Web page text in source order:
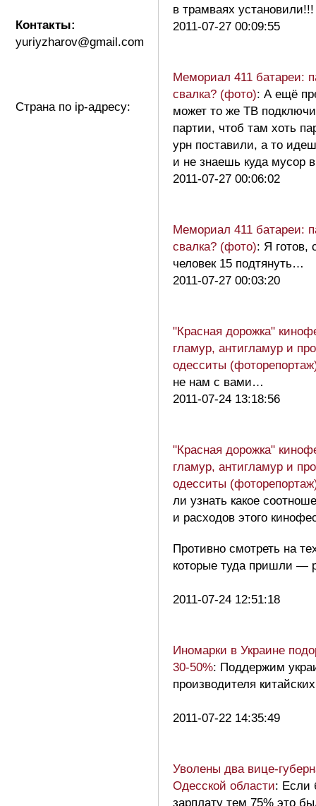
Контакты:
yuriyzharov@gmail.com
Страна по ip-адресу:
в трамваях
2011-07-27 00:09:55
Мемориал 411 батареи:
свалка? (фото): А ещё
может то же ТВ
партии, чтоб там хоть
урн поставили, а то
и не знаешь куда
2011-07-27 00:06:02
Мемориал 411 батареи:
свалка? (фото): Я готов,
человек 15 подтянуть…
2011-07-27 00:03:20
"Красная дорожка"
гламур, антигламур и
одесситы
не нам с вами…
2011-07-24 13:18:56
"Красная дорожка"
гламур, антигламур и
одесситы
ли узнать какое
и расходов этого
Противно смотреть на
которые туда пришли —
2011-07-24 12:51:18
Иномарки в Украине
30-50%: Поддержим
производителя
2011-07-22 14:35:49
Уволены два вице-
Одесской области: Если
зарплату тем 75% это